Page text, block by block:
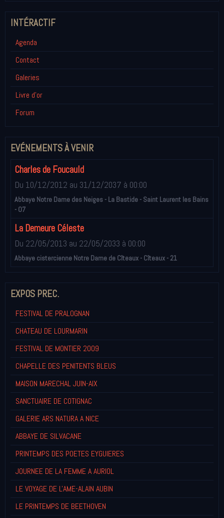
INTÉRACTIF
Agenda
Contact
Galeries
Livre d'or
Forum
EVÉNEMENTS À VENIR
Charles de Foucauld
Du 10/12/2012 au 31/12/2037 à 00:00
Abbaye Notre Dame des Neiges - La Bastide - Saint Laurent les Bains
- 07
La Demeure Céleste
Du 22/05/2013 au 22/05/2033 à 00:00
Abbaye cistercienne Notre Dame de Cîteaux - Cîteaux - 21
EXPOS PREC.
FESTIVAL DE PRALOGNAN
CHATEAU DE LOURMARIN
FESTIVAL DE MONTIER 2009
CHAPELLE DES PENITENTS BLEUS
MAISON MARECHAL JUIN-AIX
SANCTUAIRE DE COTIGNAC
GALERIE ARS NATURA A NICE
ABBAYE DE SILVACANE
PRINTEMPS DES POETES EYGUIERES
JOURNEE DE LA FEMME A AURIOL
LE VOYAGE DE L'AME-ALAIN AUBIN
LE PRINTEMPS DE BEETHOVEN